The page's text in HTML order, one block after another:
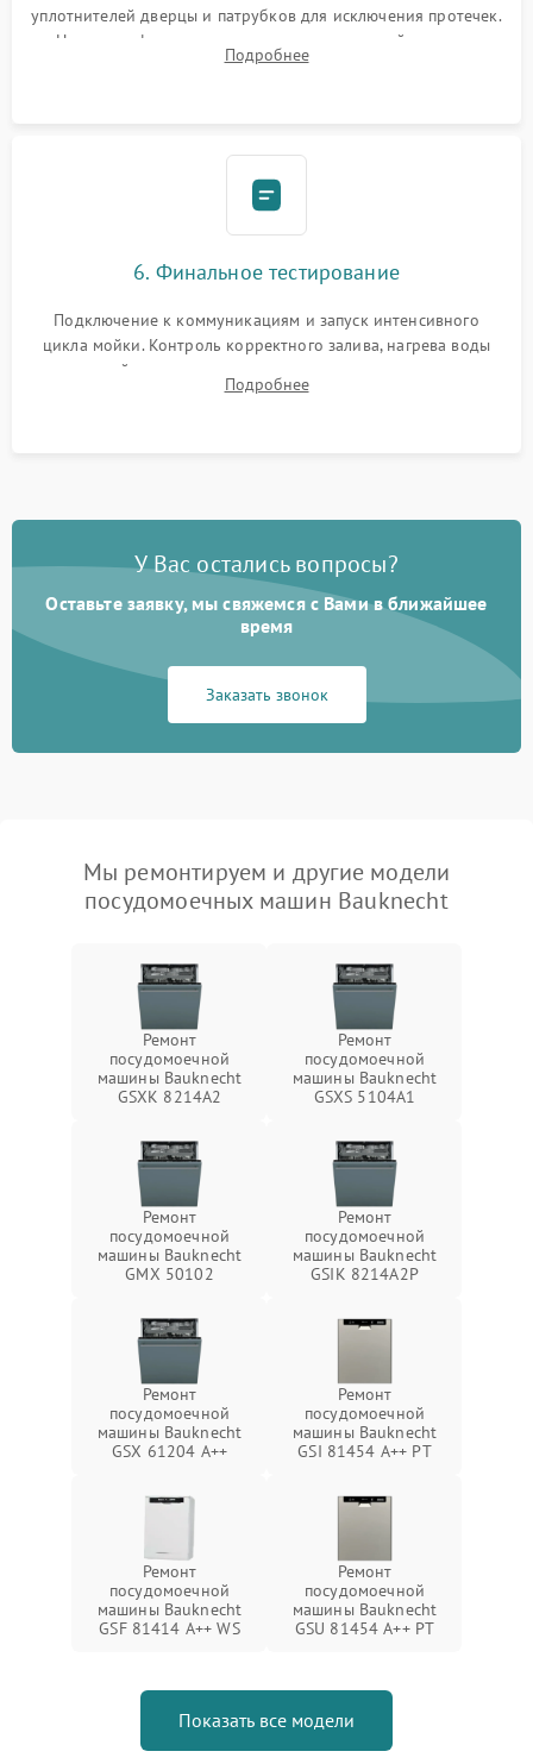
уплотнителей дверцы и патрубков для исключения протечек.
Надежная фиксация хомутов гидравлической системы,
сборка корпуса и установка датчика поплавка.
Подробнее
6. Финальное тестирование
Подключение к коммуникациям и запуск интенсивного
цикла мойки. Контроль корректного залива, нагрева воды
до нужной температуры, отсутствия посторонних шумов,
штатного слива и абсолютной сухости в поддоне.
Подробнее
У Вас остались вопросы?
Оставьте заявку, мы свяжемся с Вами в ближайшее
время
Заказать звонок
Мы ремонтируем и другие модели
посудомоечных машин Bauknecht
Ремонт
посудомоечной
машины Bauknecht
GSXK 8214A2
Ремонт
посудомоечной
машины Bauknecht
GSXS 5104A1
Ремонт
посудомоечной
машины Bauknecht
GMX 50102
Ремонт
посудомоечной
машины Bauknecht
GSIK 8214A2P
Ремонт
посудомоечной
машины Bauknecht
GSX 61204 A++
Ремонт
посудомоечной
машины Bauknecht
GSI 81454 A++ PT
Ремонт
посудомоечной
машины Bauknecht
GSF 81414 A++ WS
Ремонт
посудомоечной
машины Bauknecht
GSU 81454 A++ PT
Показать все модели